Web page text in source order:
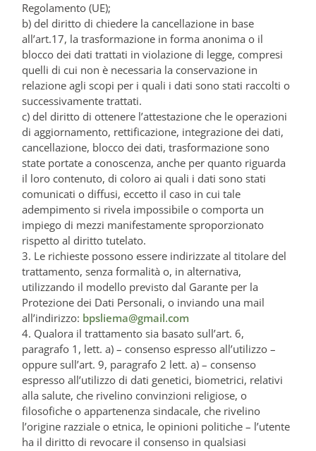
Regolamento (UE);
b) del diritto di chiedere la cancellazione in base
all’art.17, la trasformazione in forma anonima o il
blocco dei dati trattati in violazione di legge, compresi
quelli di cui non è necessaria la conservazione in
relazione agli scopi per i quali i dati sono stati raccolti o
successivamente trattati.
c) del diritto di ottenere l’attestazione che le operazioni
di aggiornamento, rettificazione, integrazione dei dati,
cancellazione, blocco dei dati, trasformazione sono
state portate a conoscenza, anche per quanto riguarda
il loro contenuto, di coloro ai quali i dati sono stati
comunicati o diffusi, eccetto il caso in cui tale
adempimento si rivela impossibile o comporta un
impiego di mezzi manifestamente sproporzionato
rispetto al diritto tutelato.
3. Le richieste possono essere indirizzate al titolare del
trattamento, senza formalità o, in alternativa,
utilizzando il modello previsto dal Garante per la
Protezione dei Dati Personali, o inviando una mail
all’indirizzo: bpsliema@gmail.com
4. Qualora il trattamento sia basato sull’art. 6,
paragrafo 1, lett. a) – consenso espresso all’utilizzo –
oppure sull’art. 9, paragrafo 2 lett. a) – consenso
espresso all’utilizzo di dati genetici, biometrici, relativi
alla salute, che rivelino convinzioni religiose, o
filosofiche o appartenenza sindacale, che rivelino
l’origine razziale o etnica, le opinioni politiche – l’utente
ha il diritto di revocare il consenso in qualsiasi